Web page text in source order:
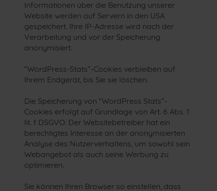
Informationen über die Benutzung unserer
Website werden auf Servern in den USA
gespeichert. Ihre IP-Adresse wird nach der
Verarbeitung und vor der Speicherung
anonymisiert.
“WordPress-Stats”-Cookies verbleiben auf
Ihrem Endgerät, bis Sie sie löschen.
Die Speicherung von “WordPress Stats”-
Cookies erfolgt auf Grundlage von Art. 6 Abs. 1
lit. f DSGVO. Der Websitebetreiber hat ein
berechtigtes Interesse an der anonymisierten
Analyse des Nutzerverhaltens, um sowohl sein
Webangebot als auch seine Werbung zu
optimieren.
Sie können Ihren Browser so einstellen, dass